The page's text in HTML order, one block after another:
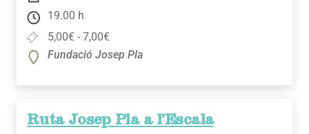
19.00 h
5,00€ - 7,00€
Fundació Josep Pla
Ruta Josep Pla a l’Escala